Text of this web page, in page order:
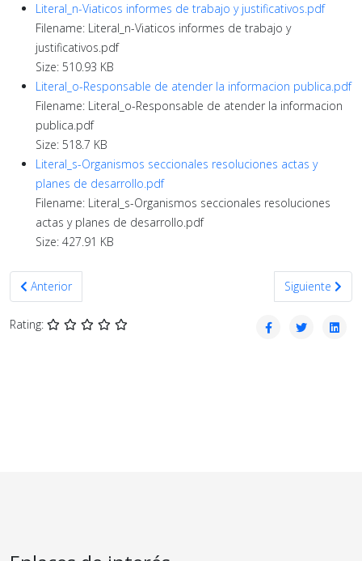
Literal_n-Viaticos informes de trabajo y justificativos.pdf
Filename: Literal_n-Viaticos informes de trabajo y
justificativos.pdf
Size: 510.93 KB
Literal_o-Responsable de atender la informacion publica.pdf
Filename: Literal_o-Responsable de atender la informacion
publica.pdf
Size: 518.7 KB
Literal_s-Organismos seccionales resoluciones actas y
planes de desarrollo.pdf
Filename: Literal_s-Organismos seccionales resoluciones
actas y planes de desarrollo.pdf
Size: 427.91 KB
Artículo anterior: Noviembre 2020
Anterior Artículo
Siguiente
Rating: